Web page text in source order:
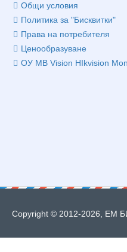
Общи условия
Политика за "Бисквитки"
Права на потребителя
Ценообразуване
ОУ MB Vision HIkvision
Copyright © 2012-2026, ЕМ